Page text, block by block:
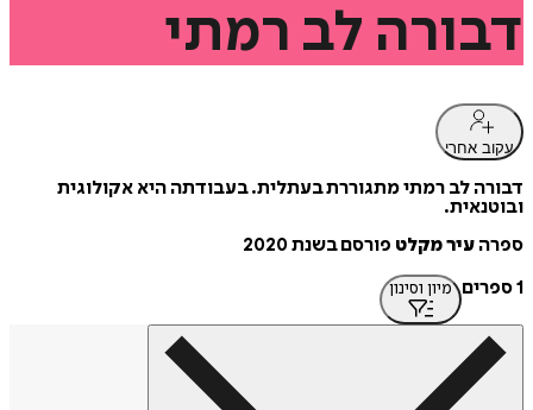
דבורה לב רמתי
עקוב אחרי
דבורה לב רמתי מתגוררת בעתלית. בעבודתה היא אקולוגית
ובוטנאית.
ספרה עיר מקלט פורסם בשנת 2020
1 ספרים
מיון וסינון